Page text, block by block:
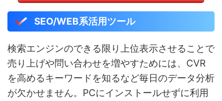
SEO/WEB系活用ツール
検索エンジンのできる限り上位表示させることで
売り上げや問い合わせを増やすためには、CVR
を高めるキーワードを知るなど毎日のデータ分析
が欠かせません。PCにインストールせずに利用